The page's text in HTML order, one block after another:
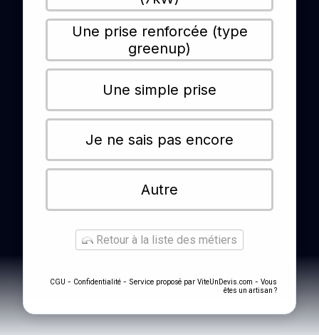
Une prise renforcée (type
greenup)
Une simple prise
Je ne sais pas encore
Autre
Retour à la liste des métiers
CGU - Confidentialité - Service proposé par ViteUnDevis.com - Vous
êtes un artisan ?